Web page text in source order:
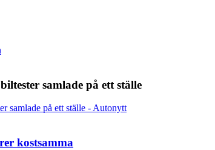
samlade på ett ställe
kostsamma